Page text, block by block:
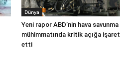
Dünya
Yeni rapor ABD’nin hava savunma
mühimmatında kritik açığa işaret
etti